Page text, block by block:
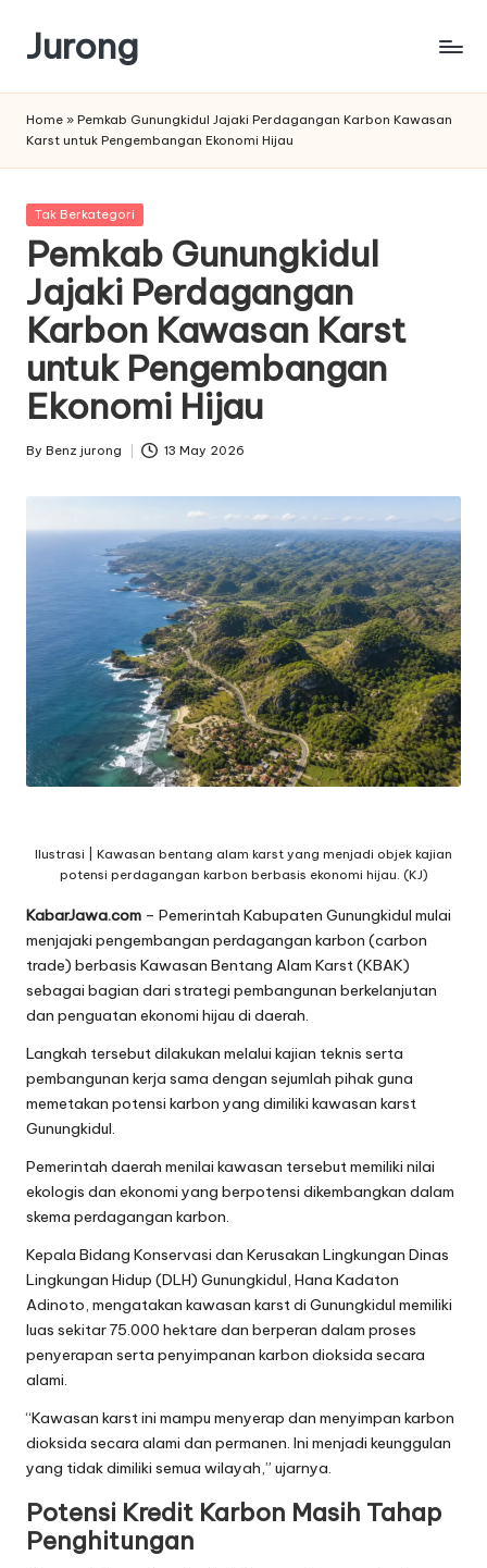
content
Jurong
Home » Pemkab Gunungkidul Jajaki Perdagangan Karbon Kawasan
Karst untuk Pengembangan Ekonomi Hijau
Posted
Tak Berkategori
Pemkab Gunungkidul
Jajaki Perdagangan
Karbon Kawasan Karst
untuk Pengembangan
Ekonomi Hijau
Posted
By Benz jurong 13 May 2026
Ilustrasi | Kawasan bentang alam karst yang menjadi objek kajian
potensi perdagangan karbon berbasis ekonomi hijau. (KJ)
KabarJawa.com – Pemerintah Kabupaten Gunungkidul mulai
menjajaki pengembangan perdagangan karbon (carbon
trade) berbasis Kawasan Bentang Alam Karst (KBAK)
sebagai bagian dari strategi pembangunan berkelanjutan
dan penguatan ekonomi hijau di daerah.
Langkah tersebut dilakukan melalui kajian teknis serta
pembangunan kerja sama dengan sejumlah pihak guna
memetakan potensi karbon yang dimiliki kawasan karst
Gunungkidul.
Pemerintah daerah menilai kawasan tersebut memiliki nilai
ekologis dan ekonomi yang berpotensi dikembangkan dalam
skema perdagangan karbon.
Kepala Bidang Konservasi dan Kerusakan Lingkungan Dinas
Lingkungan Hidup (DLH) Gunungkidul, Hana Kadaton
Adinoto, mengatakan kawasan karst di Gunungkidul memiliki
luas sekitar 75.000 hektare dan berperan dalam proses
penyerapan serta penyimpanan karbon dioksida secara
alami.
“Kawasan karst ini mampu menyerap dan menyimpan karbon
dioksida secara alami dan permanen. Ini menjadi keunggulan
yang tidak dimiliki semua wilayah,” ujarnya.
Potensi Kredit Karbon Masih Tahap
Penghitungan